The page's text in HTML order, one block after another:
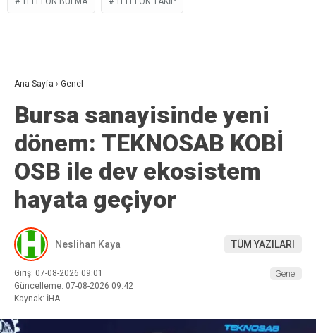
Ana Sayfa › Genel
Bursa sanayisinde yeni
dönem: TEKNOSAB KOBİ
OSB ile dev ekosistem
hayata geçiyor
Neslihan Kaya TÜM YAZILARI
Giriş: 07-08-2026 09:01
Güncelleme: 07-08-2026 09:42
Kaynak: İHA
Genel